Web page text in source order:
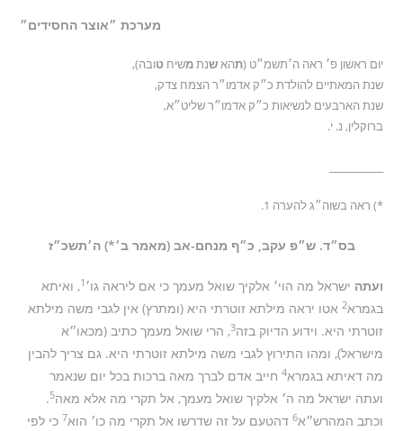
מערכת ״אוצר החסידים״
יום ראשון פ׳ ראה ה׳תשמ״ט (תהאשנתמשיחטובה),
שנת המאתיים להולדת כ״ק אדמו״ר הצמח צדק,
שנת הארבעים לנשיאות כ״ק אדמו״ר שליט״א,
ברוקלין, נ. י.
*) ראה בשוה״ג להערה 1.
בס״ד. ש״פ עקב, כ״ף מנחם-אב (מאמר ב׳*) ה׳תשכ״ז
ועתה ישראל מה הוי׳ אלקיך שואל מעמך כי אם ליראה גו׳ 1, ואיתא
בגמרא2 אטו יראה מילתא זוטרתי היא (ומתרץ) אין לגבי משה מילתא
זוטרתי היא. וידוע הדיוק בזה3, הרי שואל מעמך כתיב (מכאו״א
מישראל), ומהו התירוץ לגבי משה מילתא זוטרתי היא. גם צריך להבין
מה דאיתא בגמרא4 חייב אדם לברך מאה ברכות בכל יום שנאמר
ועתה ישראל מה ה׳ אלקיך שואל מעמך, אל תקרי מה אלא מאה5
.
וכתב המהרש״א6 דהטעם על זה שדרשו אל תקרי מה כו׳ הוא7 כי לפי